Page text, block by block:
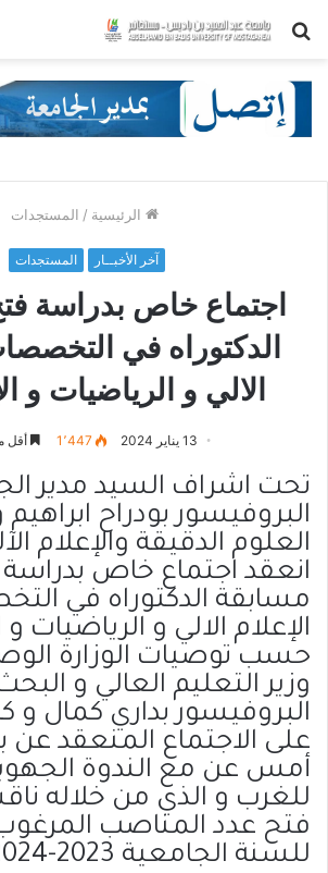
بحث
الرئيسية / المستجدات
آخر الأخبــار المستجدات
اجتماع خاص بدراسة
الدكتوراه في
الالي و الرياضيات و
13 يناير 2024 1٬447 أقل
تحت اشراف السيد مدير
البروفيسور بودراح
انعقد اجتماع خاص
مسابقة الدكتوراه في
الإعلام الالي و الرياضيات و
حسب توصيات الوزارة
وزير التعليم العالي و
البروفيسور بداري كمال
على الاجتماع المنعقد عن
أمس عن مع الندوة
للغرب و الذي من خلاله
فتح عدد المناصب
للسنة الجامعية 2023-2024